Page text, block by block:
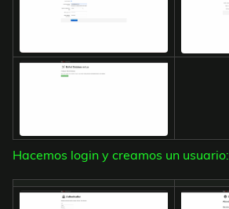
Hacemos login y creamos un usuario: